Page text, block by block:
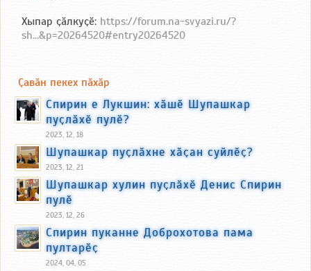
Хыпар ҫӑлкуҫӗ: https://forum.na-svyazi.ru/?
sh...&p=20264520#entry20264520
Ҫавӑн пекех пӑхӑр
Спирин е Лукшин: хӑшӗ Шупашкар
пуҫлӑхӗ пулӗ?
2023, 12, 18
Шупашкар пуҫлӑхне хӑҫан суйлӗҫ?
2023, 12, 21
Шупашкар хулин пуҫлӑхӗ Денис Спирин
пулӗ
2023, 12, 26
Спирин пуканне Доброхотова пама
пултарӗҫ
2024, 04, 05